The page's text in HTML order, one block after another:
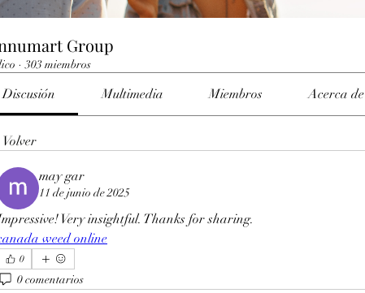
Group
· 303 miembros
Discusión Multimedia Miembros Acerca de
Volver
may gar
11 de junio de 2025
Very insightful. Thanks for sharing.
weed online
0
0 comentarios